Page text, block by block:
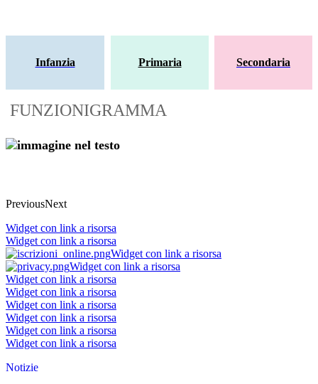
Infanzia Primaria Secondaria
FUNZIONIGRAMMA
PreviousNext
Widget con link a risorsa
Widget con link a risorsa
Widget con link a risorsa
Widget con link a risorsa
Widget con link a risorsa
Widget con link a risorsa
Widget con link a risorsa
Widget con link a risorsa
Widget con link a risorsa
Widget con link a risorsa
Notizie